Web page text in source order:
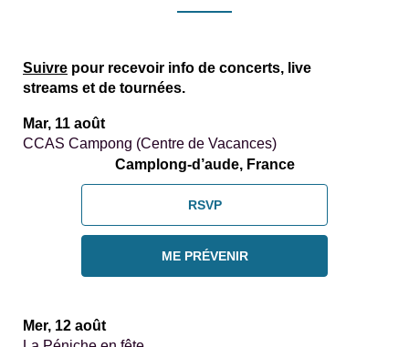
Suivre pour recevoir info de concerts, live
streams et de tournées.
Mar, 11 août
CCAS Campong (Centre de Vacances)
Camplong-d’aude, France
RSVP
ME PRÉVENIR
Mer, 12 août